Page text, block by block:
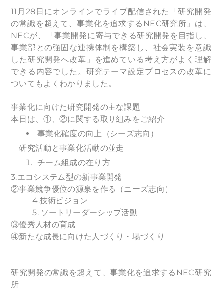
11月28日にオンラインでライブ配信された「研究開発
の常識を超えて、事業化を追求するNEC研究所」は、
NECが、「事業開発に寄与できる研究開発を目指し、
事業部との強固な連携体制を構築し、社会実装を意識
した研究開発へ改革」を進めている考え方がよく理解
できる内容でした。研究テーマ設定プロセスの改革に
ついてもよくわかりました。
事業化に向けた研究開発の主な課題
本日は、①、②に関する取り組みをご紹介
事業化確度の向上（シーズ志向）
研究活動と事業化活動の並走
チーム組成の在り方
3.エコシステム型の新事業開発
②事業競争優位の源泉を作る（ニーズ志向）
4.技術ビジョン
5. ソートリーダーシップ活動
③優秀人材の育成
④新たな成長に向けた人づくり・場づくり
研究開発の常識を超えて、事業化を追求するNEC研究
所